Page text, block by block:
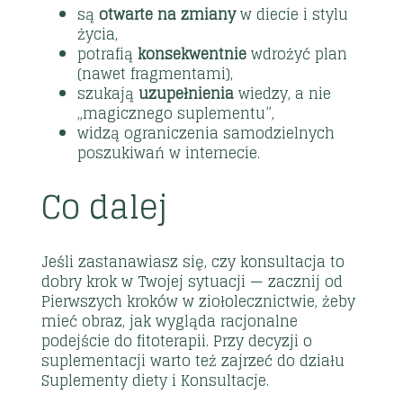
sąotwarte na zmianyw diecie i stylu
życia,
potrafiąkonsekwentniewdrożyć plan
(nawet fragmentami),
szukająuzupełnieniawiedzy, a nie
„magicznego suplementu”,
widzą ograniczenia samodzielnych
poszukiwań w internecie.
Co dalej
Jeśli zastanawiasz się, czy konsultacja to
dobry krok w Twojej sytuacji — zacznij od
Pierwszych kroków w ziołolecznictwie, żeby
mieć obraz, jak wygląda racjonalne
podejście do fitoterapii. Przy decyzji o
suplementacji warto też zajrzeć do działu
Suplementy diety i Konsultacje.